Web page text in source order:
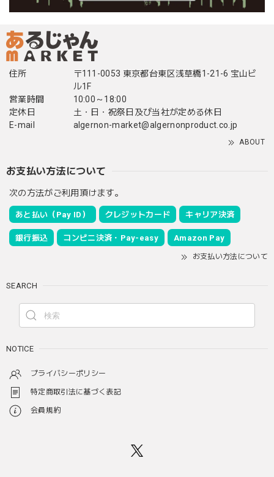
住所
〒111-0053 東京都台東区浅草橋1-21-6 宝山ビ
ル1F
営業時間
10:00～18:00
定休日
土・日・祝祭日及び当社が定める休日
E-mail
algernon-market@algernonproduct.co.jp
ABOUT
お支払い方法について
次の方法がご利用頂けます。
あと払い（Pay ID） クレジットカード キャリア決済
銀行振込 コンビニ決済・Pay-easy Amazon Pay
お支払い方法について
SEARCH
NOTICE
プライバシーポリシー
特定商取引法に基づく表記
会員規約